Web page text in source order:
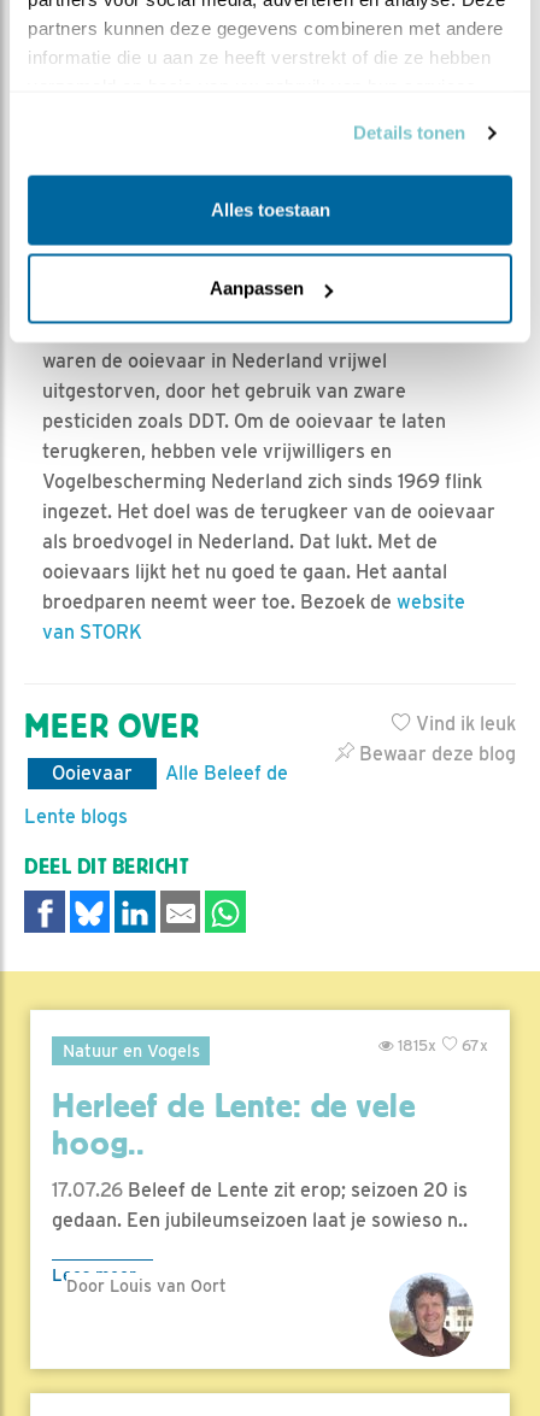
partners kunnen deze gegevens combineren met andere
informatie die u aan ze heeft verstrekt of die ze hebben
Details tonen
Alles toestaan
Aanpassen
Foto Mihari: Op voorgrond de Niers, daarachter Poel
Niersdal in gebruik door allerlei soorten in 2016
STORK, de Engelse naam voor een echte
vrijwilligersorganisatie, die zich belangeloos inzet
voor de ooievaars in Nederland. In de jaren zestig
waren de ooievaar in Nederland vrijwel
uitgestorven, door het gebruik van zware
pesticiden zoals DDT. Om de ooievaar te laten
terugkeren, hebben vele vrijwilligers en
Vogelbescherming Nederland zich sinds 1969 flink
ingezet. Het doel was de terugkeer van de ooievaar
als broedvogel in Nederland. Dat lukt. Met de
ooievaars lijkt het nu goed te gaan. Het aantal
broedparen neemt weer toe. Bezoek de website
van STORK
Vind ik leuk
Bewaar deze blog
MEER OVER
Ooievaar
Alle Beleef de
Lente blogs
DEEL DIT BERICHT
Natuur en Vogels 67x
1815x
Herleef de Lente: de vele
hoog..
17.07.26 Beleef de Lente zit erop; seizoen 20 is
gedaan. Een jubileumseizoen laat je sowieso n..
Lees meer
Door Louis van Oort